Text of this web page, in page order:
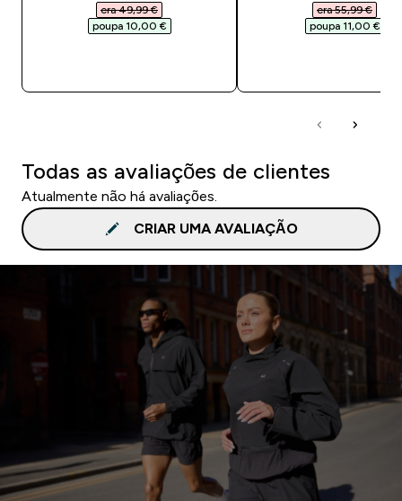
era 49,99 €‎
poupa 10,00 €‎
era 55,99 €‎
poupa 11,00 €‎
Todas as avaliações de clientes
Atualmente não há avaliações.
CRIAR UMA AVALIAÇÃO